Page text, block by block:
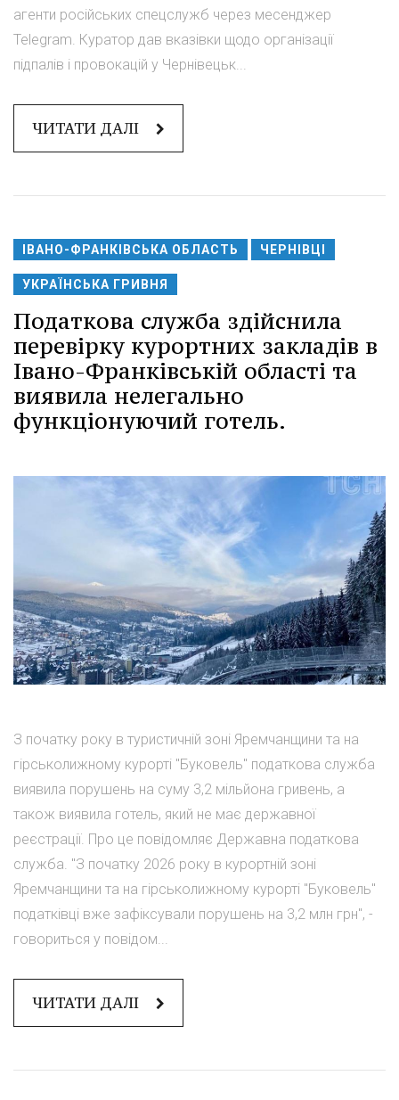
агенти російських спецслужб через месенджер
Telegram. Куратор дав вказівки щодо організації
підпалів і провокацій у Чернівецьк...
ЧИТАТИ ДАЛІ
ІВАНО-ФРАНКІВСЬКА ОБЛАСТЬ ЧЕРНІВЦІ
УКРАЇНСЬКА ГРИВНЯ
Податкова служба здійснила
перевірку курортних закладів в
Івано-Франківській області та
виявила нелегально
функціонуючий готель.
З початку року в туристичній зоні Яремчанщини та на
гірськолижному курорті "Буковель" податкова служба
виявила порушень на суму 3,2 мільйона гривень, а
також виявила готель, який не має державної
реєстрації. Про це повідомляє Державна податкова
служба. "З початку 2026 року в курортній зоні
Яремчанщини та на гірськолижному курорті "Буковель"
податківці вже зафіксували порушень на 3,2 млн грн", -
говориться у повідом...
ЧИТАТИ ДАЛІ